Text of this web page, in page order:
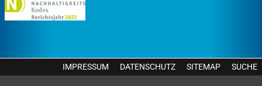
IMPRESSUM DATENSCHUTZ SITEMAP SUCHE